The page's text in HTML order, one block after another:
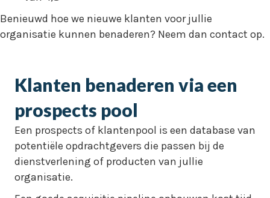
Benieuwd hoe we nieuwe klanten voor jullie
organisatie kunnen benaderen? Neem dan contact op.
Klanten benaderen via een
prospects pool
Een prospects of klantenpool is een database van
potentiële opdrachtgevers die passen bij de
dienstverlening of producten van jullie
organisatie.